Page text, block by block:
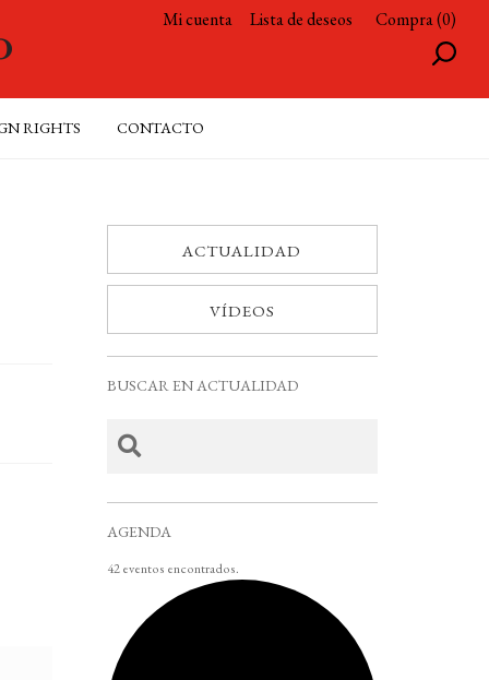
Mi cuenta Lista de deseos Compra (0)
RIGHTS CONTACTO
ACTUALIDAD
VÍDEOS
BUSCAR EN ACTUALIDAD
AGENDA
42 eventos encontrados.